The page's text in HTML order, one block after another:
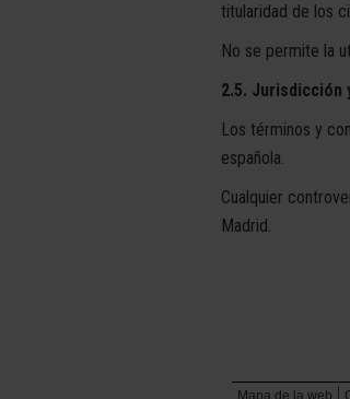
titularidad de los
No se permite la
2.5. Jurisdicción
Los términos y
española.
Cualquier
Madrid.